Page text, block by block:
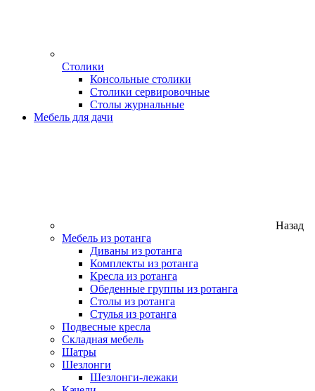
Столики
Консольные столики
Столики сервировочные
Столы журнальные
Мебель для дачи
Назад
Мебель из ротанга
Диваны из ротанга
Комплекты из ротанга
Кресла из ротанга
Обеденные группы из ротанга
Столы из ротанга
Стулья из ротанга
Подвесные кресла
Складная мебель
Шатры
Шезлонги
Шезлонги-лежаки